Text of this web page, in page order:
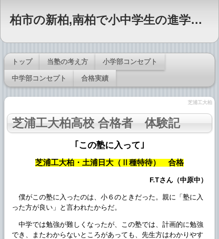
柏市の新柏,南柏で小中学生の進学塾をお探しならFuture Staff Produceまで
トップ 当塾の考え方 小学部コンセプト
中学部コンセプト 合格実績
芝浦工大柏
芝浦工大柏高校 合格者 体験記
｢この塾に入って｣
芝浦工大柏・土浦日大（Ⅱ種特待） 合格
F.Tさん（中原中）
僕がこの塾に入ったのは、小６のときだった。親に「塾に入
った方が良い」と言われたからだ。
中学では勉強が難しくなったが、この塾では、計画的に勉強
でき、またわからないところがあっても、先生方はわかりやす